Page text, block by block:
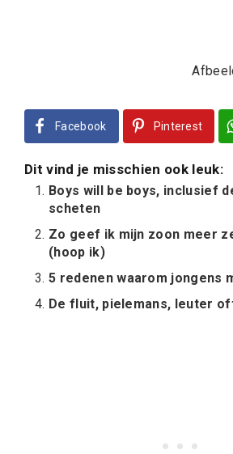
Facebook Pinterest
Dit vind je misschien ook leuk:
Boys will be boys, inclusief
scheten
Zo geef ik mijn zoon meer
(hoop ik)
5 redenen waarom jongens
De fluit, pielemans, leuter